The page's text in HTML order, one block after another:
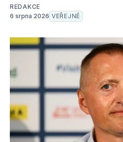
REDAKCE
6 srpna 2026 VEŘEJNÉ